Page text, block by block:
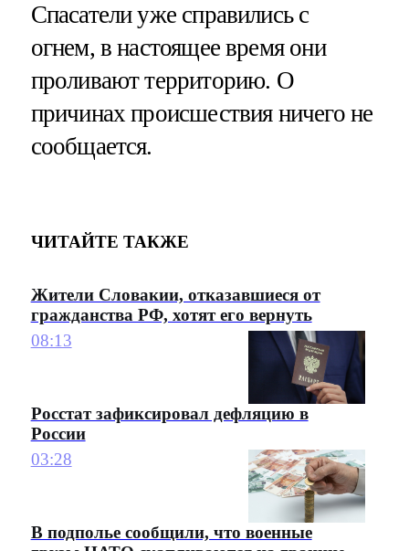
Спасатели уже справились с
огнем, в настоящее время они
проливают территорию. О
причинах происшествия ничего не
сообщается.
ЧИТАЙТЕ ТАКЖЕ
Жители Словакии, отказавшиеся от
гражданства РФ, хотят его вернуть
08:13
Росстат зафиксировал дефляцию в
России
03:28
В подполье сообщили, что военные